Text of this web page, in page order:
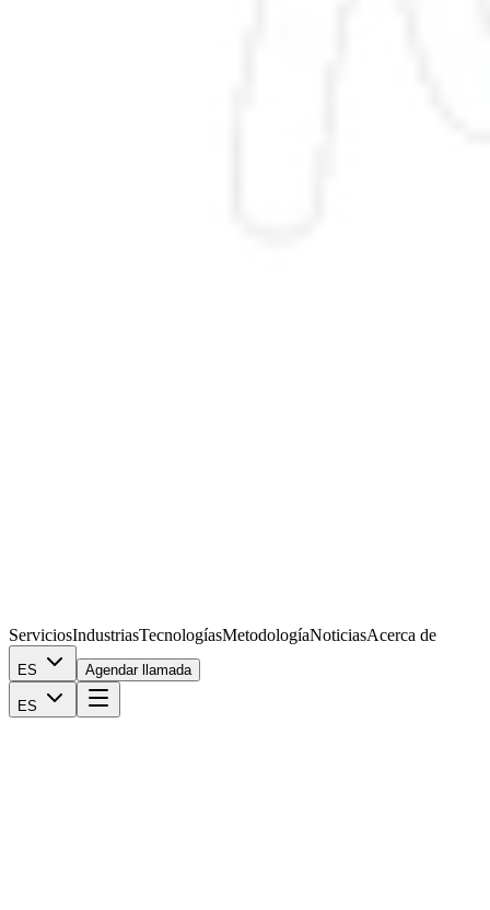
ServiciosIndustriasTecnologíasMetodologíaNoticiasAcerca de
ES Agendar llamada
ES